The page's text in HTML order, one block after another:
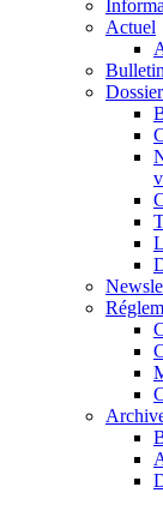
Actuel
Bulletin